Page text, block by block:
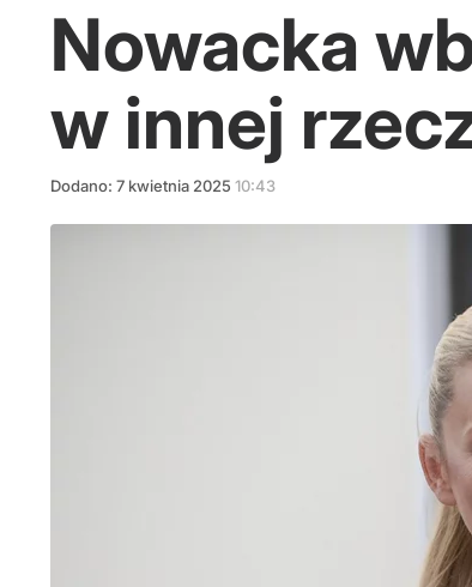
Nowacka
w innej
Dodano: 7 kwietnia 2025 10:43